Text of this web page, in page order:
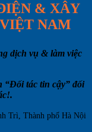
& XÂY
NAM
dịch vụ & làm việc
“Đối tác tin cậy” đối
Trì, Thành phố Hà Nội